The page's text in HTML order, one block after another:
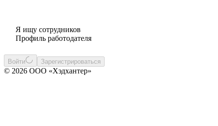
Я ищу сотрудников
Профиль работодателя
Войти Зарегистрироваться
© 2026 ООО «Хэдхантер»